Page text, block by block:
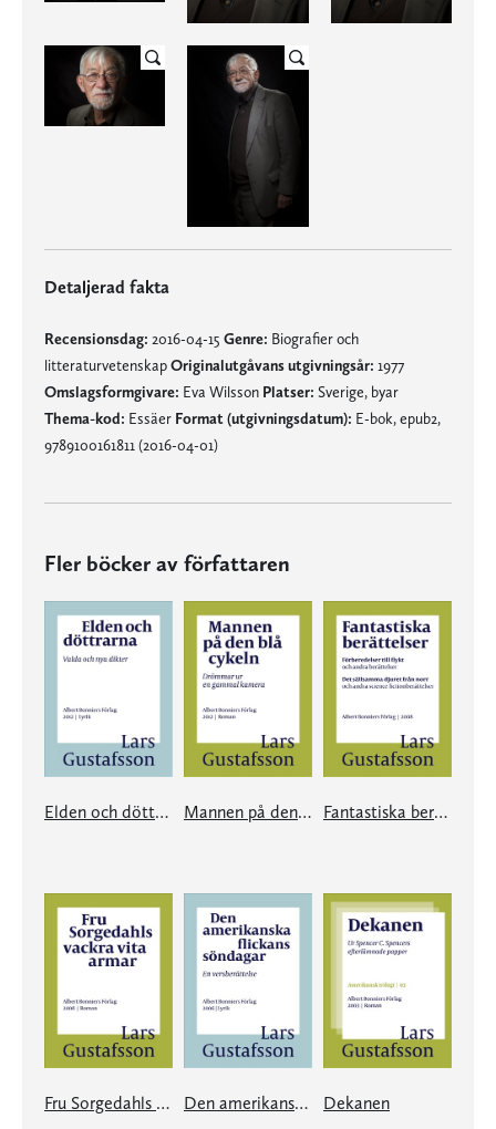
Detaljerad fakta
Recensionsdag: 2016-04-15 Genre: Biografier och
litteraturvetenskapOriginalutgåvans utgivningsår: 1977
Omslagsformgivare: Eva Wilsson Platser: Sverige, byar
Thema-kod: Essäer Format (utgivningsdatum): E-bok, epub2,
9789100161811 (2016-04-01)
Fler böcker av författaren
Elden och döttrarna Mannen på den blå cykeln Fantastiska berättelser
Fru Sorgedahls vackra vita armar Den amerikanska flickans söndagar Dekanen